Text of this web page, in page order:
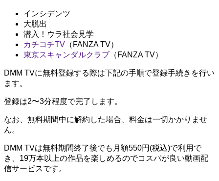
インシデンツ
大脱出
潜入！ウラ社会見学
カチコチTV （FANZA TV）
東京スキャンダルクラブ （FANZA TV）
DMM TVに無料登録する際は下記の手順で登録手続きを行い
ます。
登録は2〜3分程度で完了します。
なお、無料期間中に解約した場合、料金は一切かかりませ
ん。
DMM TVは無料期間終了後でも月額550円(税込)で利用で
き、19万本以上の作品を楽しめるのでコスパが良い動画配
信サービスです。